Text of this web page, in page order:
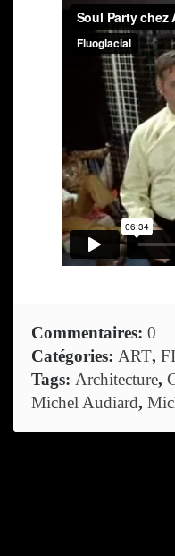
Commentaires: 0
Catégories: ART,
Tags: Architecture,
Michel Audiard,